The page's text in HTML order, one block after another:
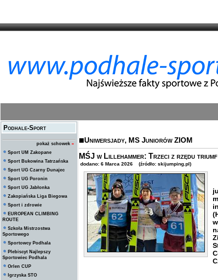
Podhale-Sport
pokaż schowek »
Sport UM Zakopane
Sport Bukowina Tatrzańska
Sport UG Czarny Dunajec
Sport UG Poronin
Sport UG Jabłonka
Zakopiańska Liga Biegowa
Sport i zdrowie
EUROPEAN CLIMBING
ROUTE
Szkoła Mistrzostwa
Sportowego
Sportowcy Podhala
Plebiscyt Najlepszy
Sportowiec Podhala
Orlen CUP
Igrzyska STO
Uniwersjady, MS Juniorów ZIOM
MŚJ w Lillehammer: Trzeci z rzędu
dodano: 6 Marca 2026 (źródło: skijumping.pl)